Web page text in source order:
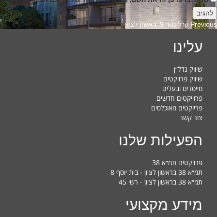
Previous
Previous
קרל נטר 9, ראשון לציון
עלינו
שיווק נדל״ן
שיווק פרויקטים
מייסדים ובעלים
פרוייקטים חדשים
פריוקטים מאוכלסים
צור קשר
הפעילות שלנו
פרויקטים תמ״א 38
תמ״א 38 בראשון לציון - בית יוסף 8
תמ״א 38 בראשון לציון - רשי 45
מידע מקצועי